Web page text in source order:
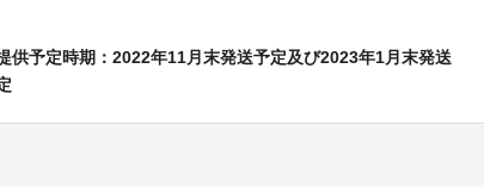
供予定時期：2022年11月末発送予定及び2023年1月末発送